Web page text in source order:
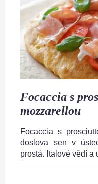
Focaccia s
mozzarellou
Focaccia s
doslova sen v
prostá. Italové vědí a